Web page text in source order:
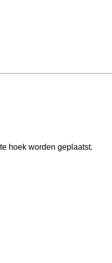
hoek worden geplaatst.